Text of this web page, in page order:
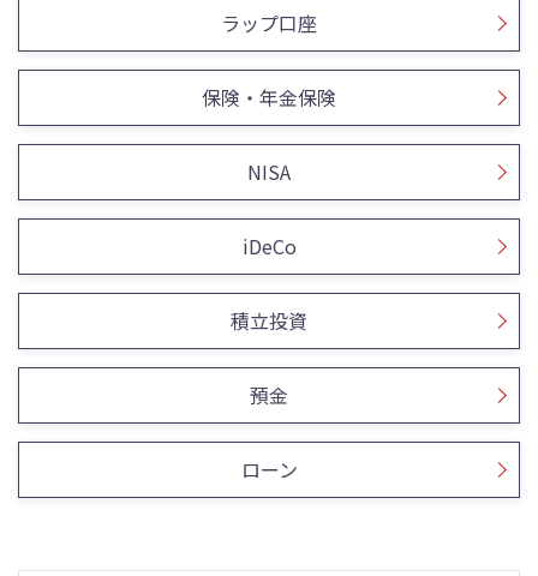
ラップ口座
保険・年金保険
NISA
iDeCo
積立投資
預金
ローン